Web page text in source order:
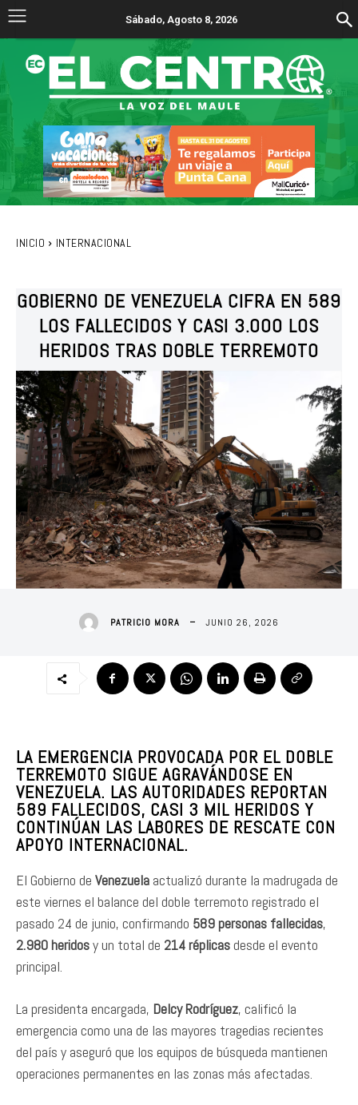
Sábado, Agosto 8, 2026
INICIO INTERNACIONAL
GOBIERNO DE VENEZUELA CIFRA EN 589
LOS FALLECIDOS Y CASI 3.000 LOS
HERIDOS TRAS DOBLE TERREMOTO
PATRICIO MORA JUNIO 26, 2026
LA EMERGENCIA PROVOCADA POR EL DOBLE
TERREMOTO SIGUE AGRAVÁNDOSE EN
VENEZUELA. LAS AUTORIDADES REPORTAN
589 FALLECIDOS, CASI 3 MIL HERIDOS Y
CONTINÚAN LAS LABORES DE RESCATE CON
APOYO INTERNACIONAL.
El Gobierno de Venezuela actualizó durante la madrugada de
este viernes el balance del doble terremoto registrado el
pasado 24 de junio, confirmando 589 personas fallecidas,
2.980 heridosy un total de 214 réplicasdesde el evento
principal.
La presidenta encargada, Delcy Rodríguez, calificó la
emergencia como una de las mayores tragedias recientes
del país y aseguró que los equipos de búsqueda mantienen
operaciones permanentes en las zonas más afectadas.